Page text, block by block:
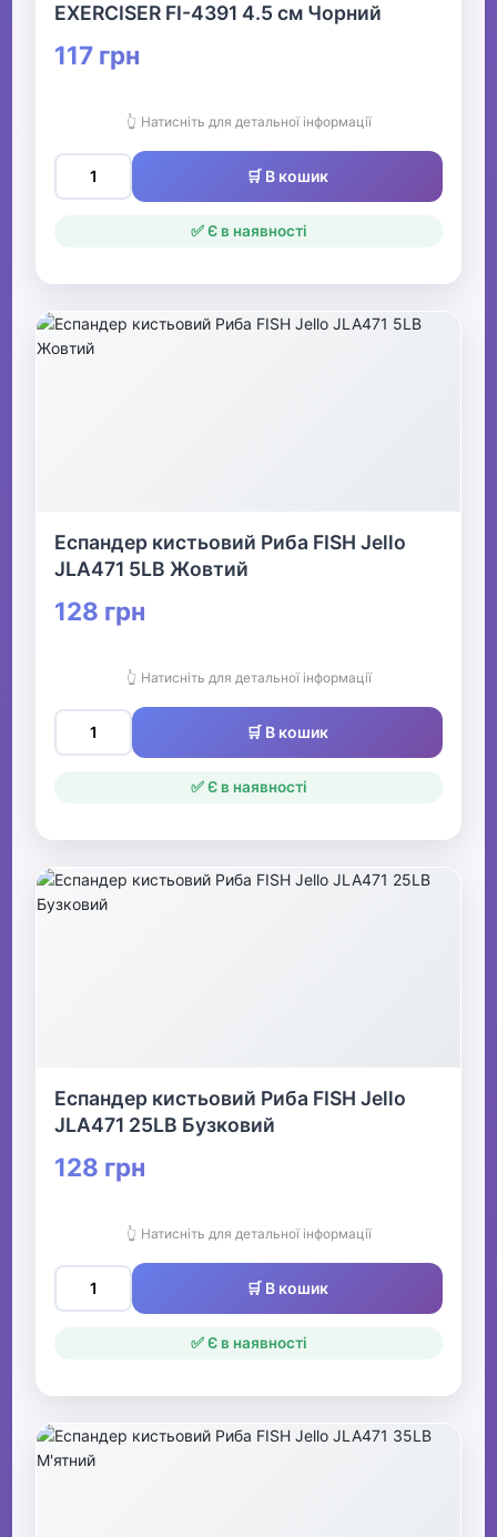
EXERCISER FI-4391 4.5 см Чорний
117 грн
👆 Натисніть для детальної інформації
🛒 В кошик
✅ Є в наявності
Еспандер кистьовий Риба FISH Jello
JLA471 5LB Жовтий
128 грн
👆 Натисніть для детальної інформації
🛒 В кошик
✅ Є в наявності
Еспандер кистьовий Риба FISH Jello
JLA471 25LB Бузковий
128 грн
👆 Натисніть для детальної інформації
🛒 В кошик
✅ Є в наявності